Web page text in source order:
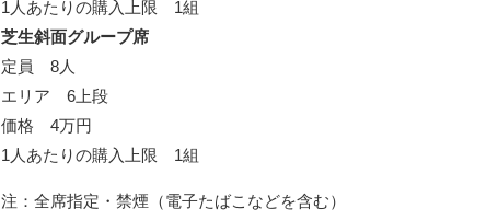
1人あたりの購入上限 1組
芝生斜面グループ席
定員 8人
エリア 6上段
価格 4万円
1人あたりの購入上限 1組
注：全席指定・禁煙（電子たばこなどを含む）